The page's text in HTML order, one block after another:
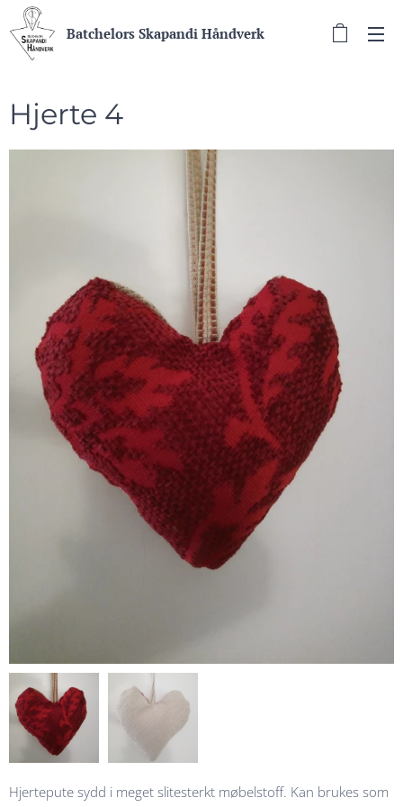
Batchelors Skapandi Håndverk
Hjerte 4
Hjertepute sydd i meget slitesterkt møbelstoff. Kan brukes som